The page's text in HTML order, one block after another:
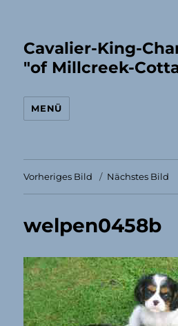
Cavalier-King-
"of Millcreek-
MENÜ
Vorheriges Bild Nächstes Bild
welpen0458b